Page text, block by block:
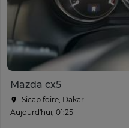
Mazda cx5
Sicap foire, Dakar
Aujourd'hui, 01:25